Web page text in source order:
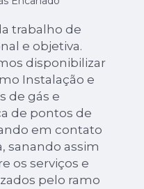
trabalho de
e objetiva.
disponibilizar
Instalação e
de gás e
de pontos de
em contato
sanando assim
os serviços e
pelo ramo